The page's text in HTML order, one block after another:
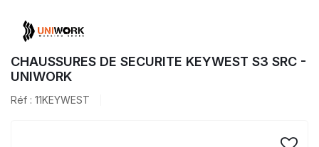
CHAUSSURES DE SECURITE KEYWEST S3 SRC -
UNIWORK
Réf : 11KEYWEST